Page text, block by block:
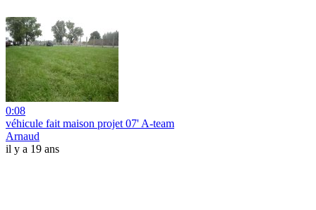
0:08
véhicule fait maison projet 07' A-team
Arnaud
il y a 19 ans